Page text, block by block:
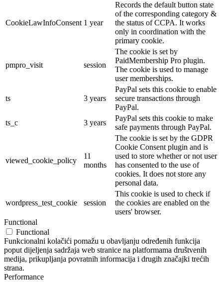
CookieLawInfoConsent 1 year
Records the default button state
of the corresponding category &
the status of CCPA. It works
only in coordination with the
primary cookie.
pmpro_visit session
The cookie is set by
PaidMembership Pro plugin.
The cookie is used to manage
user memberships.
ts 3 years
PayPal sets this cookie to enable
secure transactions through
PayPal.
ts_c
3 years
PayPal sets this cookie to make
safe payments through PayPal.
viewed_cookie_policy
11
months
The cookie is set by the GDPR
Cookie Consent plugin and is
used to store whether or not user
has consented to the use of
cookies. It does not store any
personal data.
wordpress_test_cookie session
This cookie is used to check if
the cookies are enabled on the
users' browser.
Functional
Functional
Funkcionalni kolačići pomažu u obavljanju određenih funkcija
poput dijeljenja sadržaja web stranice na platformama društvenih
medija, prikupljanja povratnih informacija i drugih značajki trećih
strana.
Performance